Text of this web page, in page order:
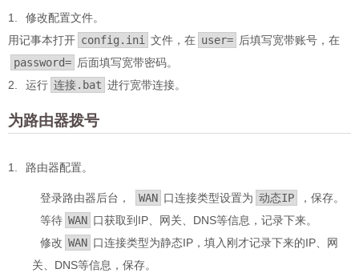
修改配置文件。
用记事本打开 config.ini 文件，在 user= 后填写宽带账号，在
password= 后面填写宽带密码。
运行 连接.bat 进行宽带连接。
为路由器拨号
路由器配置。
登录路由器后台， WAN 口连接类型设置为 动态IP
，保存。
等待 WAN 口获取到IP、网关、DNS等信息，记录下来。
修改 WAN 口连接类型为静态IP，填入刚才记录下来的IP、网
关、DNS等信息，保存。